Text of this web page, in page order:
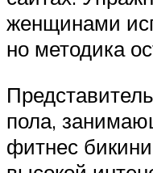
женщинами
но методика
пола,
фитнес